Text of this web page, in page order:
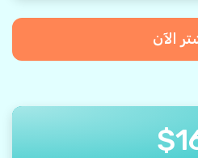
الآن
$